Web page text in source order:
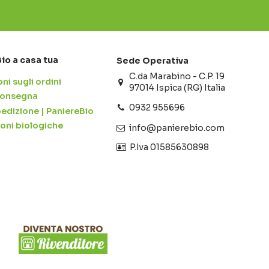
a casa tua
sugli ordini
| PaniereBio
biologiche
Sede Operativa
C.da Marabino - C.P. 19
97014 Ispica (RG) Italia
0932 955696
info@panierebio.com
‎‎‎‎‎ P.Iva 01585630898